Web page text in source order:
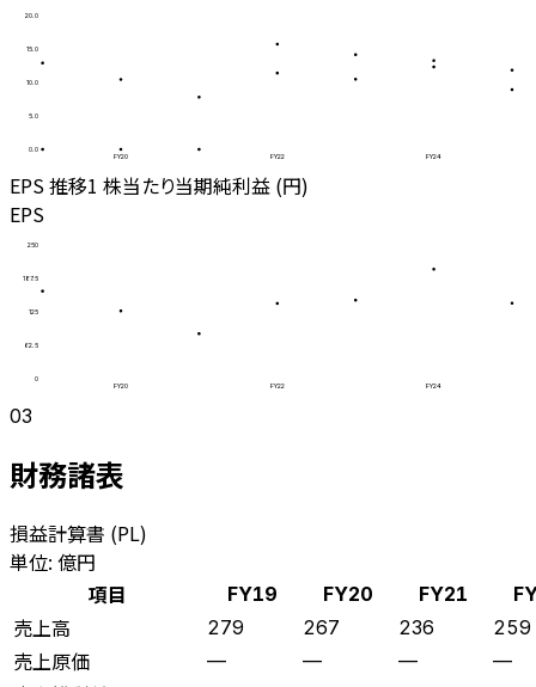
0.0
5.0
10.0
15.0
20.0
FY20 FY22 FY24
EPS 推移1 株当たり当期純利益 (円)
EPS
0
62.5
125
187.5
250
FY20 FY22 FY24
03
財務諸表
損益計算書 (PL)
単位: 億円
項目
FY19 FY20 FY21
売上高 279 267 236 259
売上原価 — — — —